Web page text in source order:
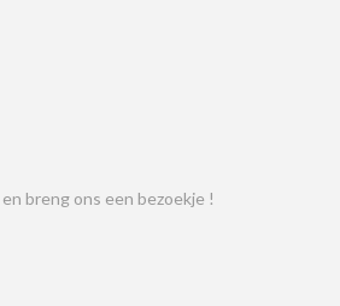
breng ons een bezoekje !